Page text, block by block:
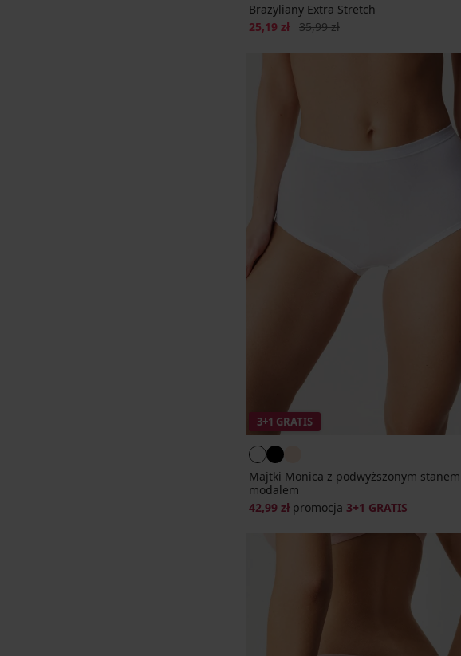
Brazyliany Extra Stretch
Zniżka
25,19 zł Pierwotna cena
35,99 zł
3+1 GRATIS
Majtki Monica z podwyższonym
modalem
42,99 zł promocja 3+1 GRATIS